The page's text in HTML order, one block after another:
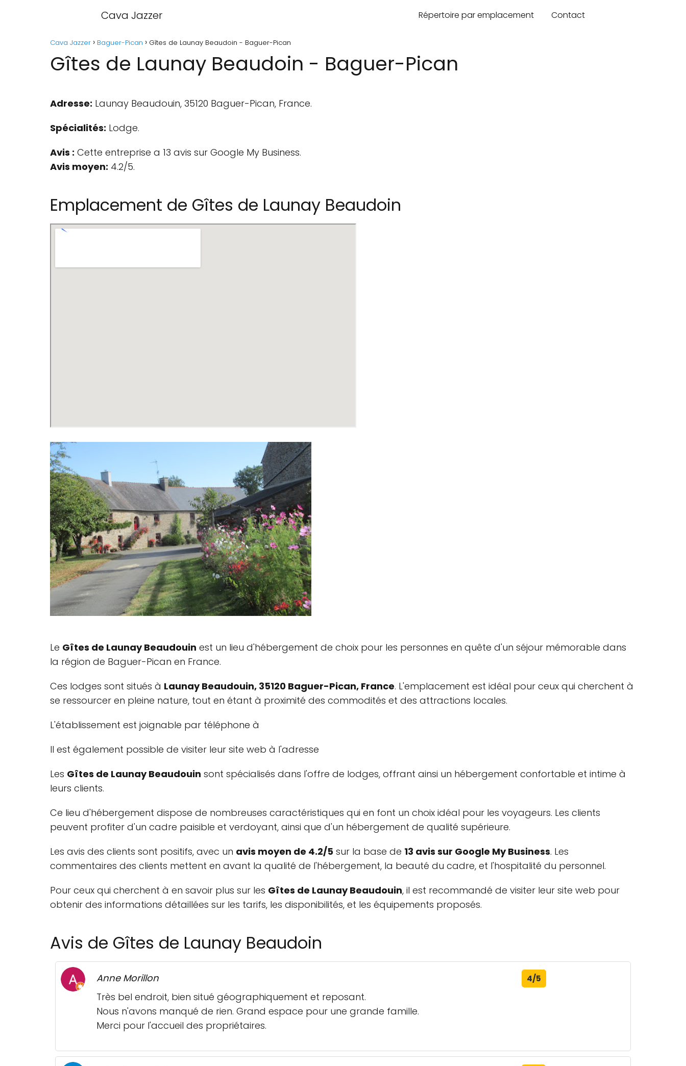
Cava Jazzer Répertoire par emplacement Contact
Cava Jazzer Baguer-Pican Gîtes de Launay Beaudoin - Baguer-Pican
Gîtes de Launay Beaudoin - Baguer-Pican
Adresse: Launay Beaudouin, 35120 Baguer-Pican, France.
Spécialités: Lodge.
Avis : Cette entreprise a 13 avis sur Google My Business.
Avis moyen: 4.2/5.
Emplacement de Gîtes de Launay Beaudoin
Le Gîtes de Launay Beaudouin est un lieu d'hébergement de choix pour les personnes en quête d'un séjour mémorable dans
la région de Baguer-Pican en France.
Ces lodges sont situés à Launay Beaudouin, 35120 Baguer-Pican, France. L'emplacement est idéal pour ceux qui cherchent à
se ressourcer en pleine nature, tout en étant à proximité des commodités et des attractions locales.
L'établissement est joignable par téléphone à
Il est également possible de visiter leur site web à l'adresse
Les Gîtes de Launay Beaudouin sont spécialisés dans l'offre de lodges, offrant ainsi un hébergement confortable et intime à
leurs clients.
Ce lieu d'hébergement dispose de nombreuses caractéristiques qui en font un choix idéal pour les voyageurs. Les clients
peuvent profiter d'un cadre paisible et verdoyant, ainsi que d'un hébergement de qualité supérieure.
Les avis des clients sont positifs, avec un avis moyen de 4.2/5 sur la base de 13 avis sur Google My Business. Les
commentaires des clients mettent en avant la qualité de l'hébergement, la beauté du cadre, et l'hospitalité du personnel.
Pour ceux qui cherchent à en savoir plus sur les Gîtes de Launay Beaudouin, il est recommandé de visiter leur site web pour
obtenir des informations détaillées sur les tarifs, les disponibilités, et les équipements proposés.
Avis de Gîtes de Launay Beaudoin
Anne Morillon 4/5
Très bel endroit, bien situé géographiquement et reposant.
Nous n'avons manqué de rien. Grand espace pour une grande famille.
Merci pour l'accueil des propriétaires.